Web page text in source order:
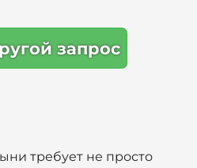
запрос
требует не просто